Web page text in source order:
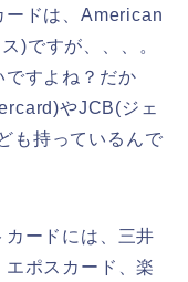
ードは、American
)ですが、、、。
ですよね？だか
やJCB(ジェ
も持っているんで
カードには、三井
ポスカード、楽